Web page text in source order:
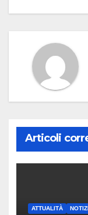
Articoli
ATTUALITÀ